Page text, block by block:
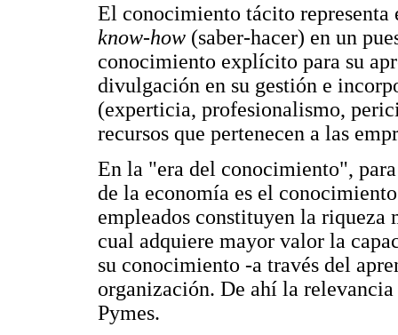
El conocimiento tácito representa
know-how (saber-hacer) en un
conocimiento explícito para su
divulgación en su gestión e
(experticia, profesionalismo,
recursos que pertenecen a las
En la "era del conocimiento",
de la economía es el
empleados constituyen la
cual adquiere mayor valor la
su conocimiento -a través del
organización. De ahí la
Pymes.